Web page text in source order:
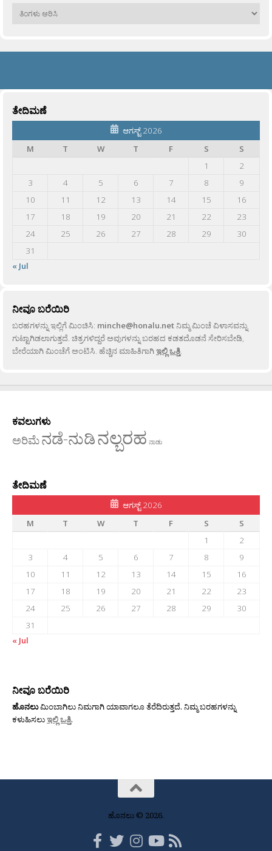
ಹಳೆಯವು
ತೇದಿಮಣೆ
ಆಗಸ್ಟ್ 2026
M
T W T F S
S
1
2
3
4 5 6 7 8
9
10
11 12 13 14 15
16
17
18 19 20 21 22
23
24
25 26 27 28 29
30
31
« Jul
ನೀವೂ ಬರೆಯಿರಿ
ಬರಹಗಳನ್ನು ಇಲ್ಲಿಗೆ ಮಿಂಚಿಸಿ: minche@honalu.netನಿಮ್ಮ ಮಿಂಚೆ ವಿಳಾಸವನ್ನು
ಗುಟ್ಟಾಗಿಡಲಾಗುತ್ತದೆ. ಚಿತ್ರಗಳಿದ್ದರೆ ಅವುಗಳನ್ನು ಬರಹದ ಕಡತದೊಡನೆ ಸೇರಿಸಬೇಡಿ,
ಬೇರೆಯಾಗಿ ಮಿಂಚೆಗೆ ಅಂಟಿಸಿ. ಹೆಚ್ಚಿನ ಮಾಹಿತಿಗಾಗಿಇಲ್ಲಿ ಒತ್ತಿ.
ಕವಲುಗಳು
ಅರಿಮೆನಡೆ-ನುಡಿನಲ್ಬರಹ ನಾಡು
ತೇದಿಮಣೆ
ಆಗಸ್ಟ್ 2026
M
T W T F S
S
1
2
3
4 5 6 7 8
9
10
11 12 13 14 15
16
17
18 19 20 21 22
23
24
25 26 27 28 29
30
31
« Jul
ನೀವೂ ಬರೆಯಿರಿ
ಹೊನಲುಮಿಂಬಾಗಿಲು ನಿಮಗಾಗಿ ಯಾವಾಗಲೂ ತೆರೆದಿರುತ್ತದೆ. ನಿಮ್ಮ ಬರಹಗಳನ್ನು
ಕಳುಹಿಸಲುಇಲ್ಲಿ ಒತ್ತಿ.
ಹೊನಲು © 2026.